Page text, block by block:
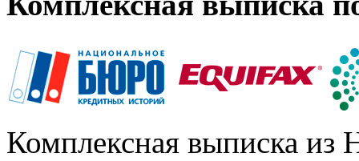
Комплексная выписка из